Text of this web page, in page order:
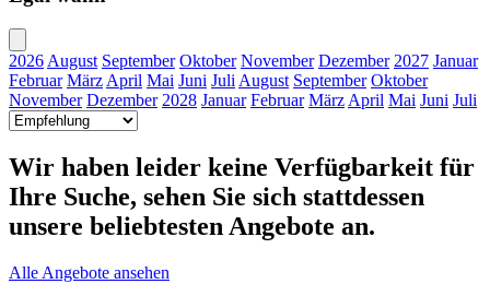
2026 August September Oktober November Dezember 2027 Januar
Februar März April Mai Juni Juli August September Oktober
November Dezember 2028 Januar Februar März April Mai Juni Juli
Wir haben leider keine Verfügbarkeit für
Ihre Suche, sehen Sie sich stattdessen
unsere beliebtesten Angebote an.
Alle Angebote ansehen